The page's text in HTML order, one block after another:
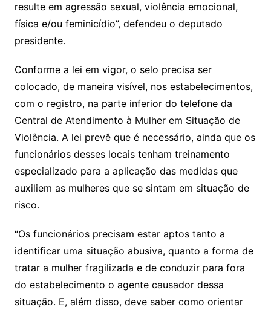
resulte em agressão sexual, violência emocional,
física e/ou feminicídio”, defendeu o deputado
presidente.
Conforme a lei em vigor, o selo precisa ser
colocado, de maneira visível, nos estabelecimentos,
com o registro, na parte inferior do telefone da
Central de Atendimento à Mulher em Situação de
Violência. A lei prevê que é necessário, ainda que os
funcionários desses locais tenham treinamento
especializado para a aplicação das medidas que
auxiliem as mulheres que se sintam em situação de
risco.
“Os funcionários precisam estar aptos tanto a
identificar uma situação abusiva, quanto a forma de
tratar a mulher fragilizada e de conduzir para fora
do estabelecimento o agente causador dessa
situação. E, além disso, deve saber como orientar